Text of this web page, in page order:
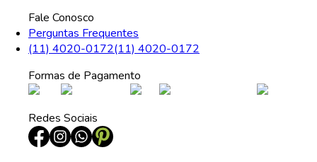
Fale Conosco
Perguntas Frequentes
(11) 4020-0172(11) 4020-0172
Formas de Pagamento
Redes Sociais